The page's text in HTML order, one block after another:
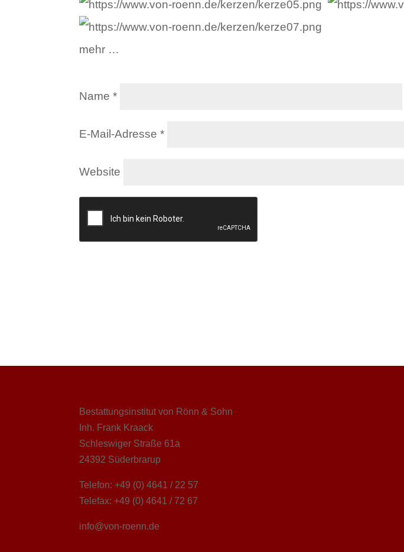
mehr …
Name*
E-Mail-Adresse*
Website
Bestattungsinstitut von Rönn & Sohn
Inh. Frank Kraack
Schleswiger Straße 61a
24392 Süderbrarup
Telefon: +49 (0) 4641 / 22 57
Telefax: +49 (0) 4641 / 72 67
info@von-roenn.de